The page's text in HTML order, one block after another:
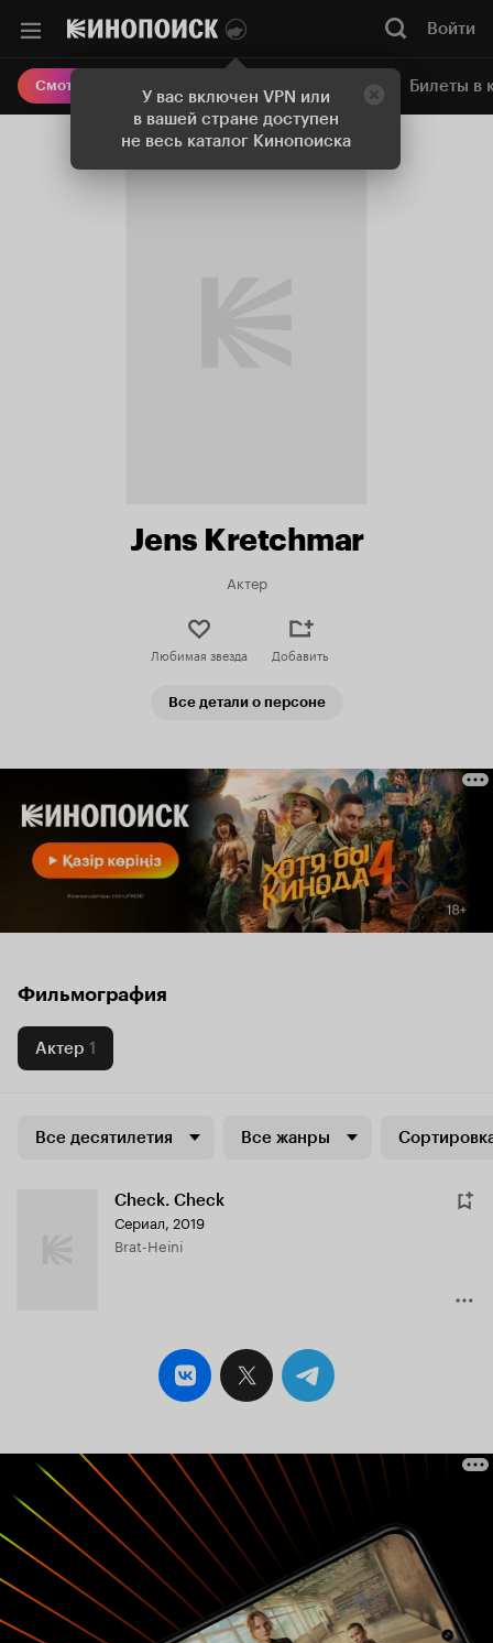
У вас включен VPN или
в вашей стране доступен
не весь каталог Кинопоиска
Войти
Смотреть кино Онлайн-кинотеатр Билеты в
Jens Kretchmar
Актер
Любимая звезда Добавить
Все детали о персоне
Фильмография
Актер 1
Все десятилетия Все жанры
Check. Check
Сериал, 2019
Brat-Heini